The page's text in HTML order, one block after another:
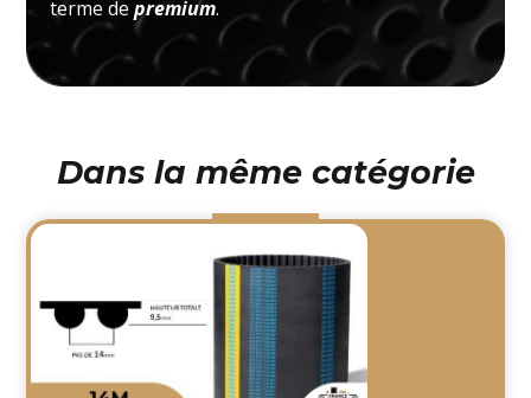
terme depremium.
Dans la même catégorie